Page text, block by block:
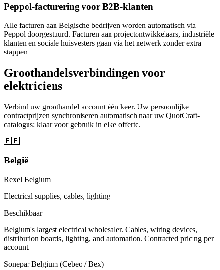
Peppol-facturering voor B2B-klanten
Alle facturen aan Belgische bedrijven worden automatisch via
Peppol doorgestuurd. Facturen aan projectontwikkelaars, industriële
klanten en sociale huisvesters gaan via het netwerk zonder extra
stappen.
Groothandelsverbindingen voor
elektriciens
Verbind uw groothandel-account één keer. Uw persoonlijke
contractprijzen synchroniseren automatisch naar uw QuotCraft-
catalogus: klaar voor gebruik in elke offerte.
🇧🇪
België
Rexel Belgium
Electrical supplies, cables, lighting
Beschikbaar
Belgium's largest electrical wholesaler. Cables, wiring devices,
distribution boards, lighting, and automation. Contracted pricing per
account.
Sonepar Belgium (Cebeo / Bex)